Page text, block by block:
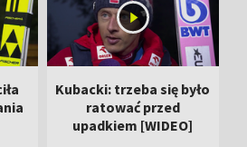
Kubacki: trzeba się było
ratować przed
upadkiem [WIDEO]